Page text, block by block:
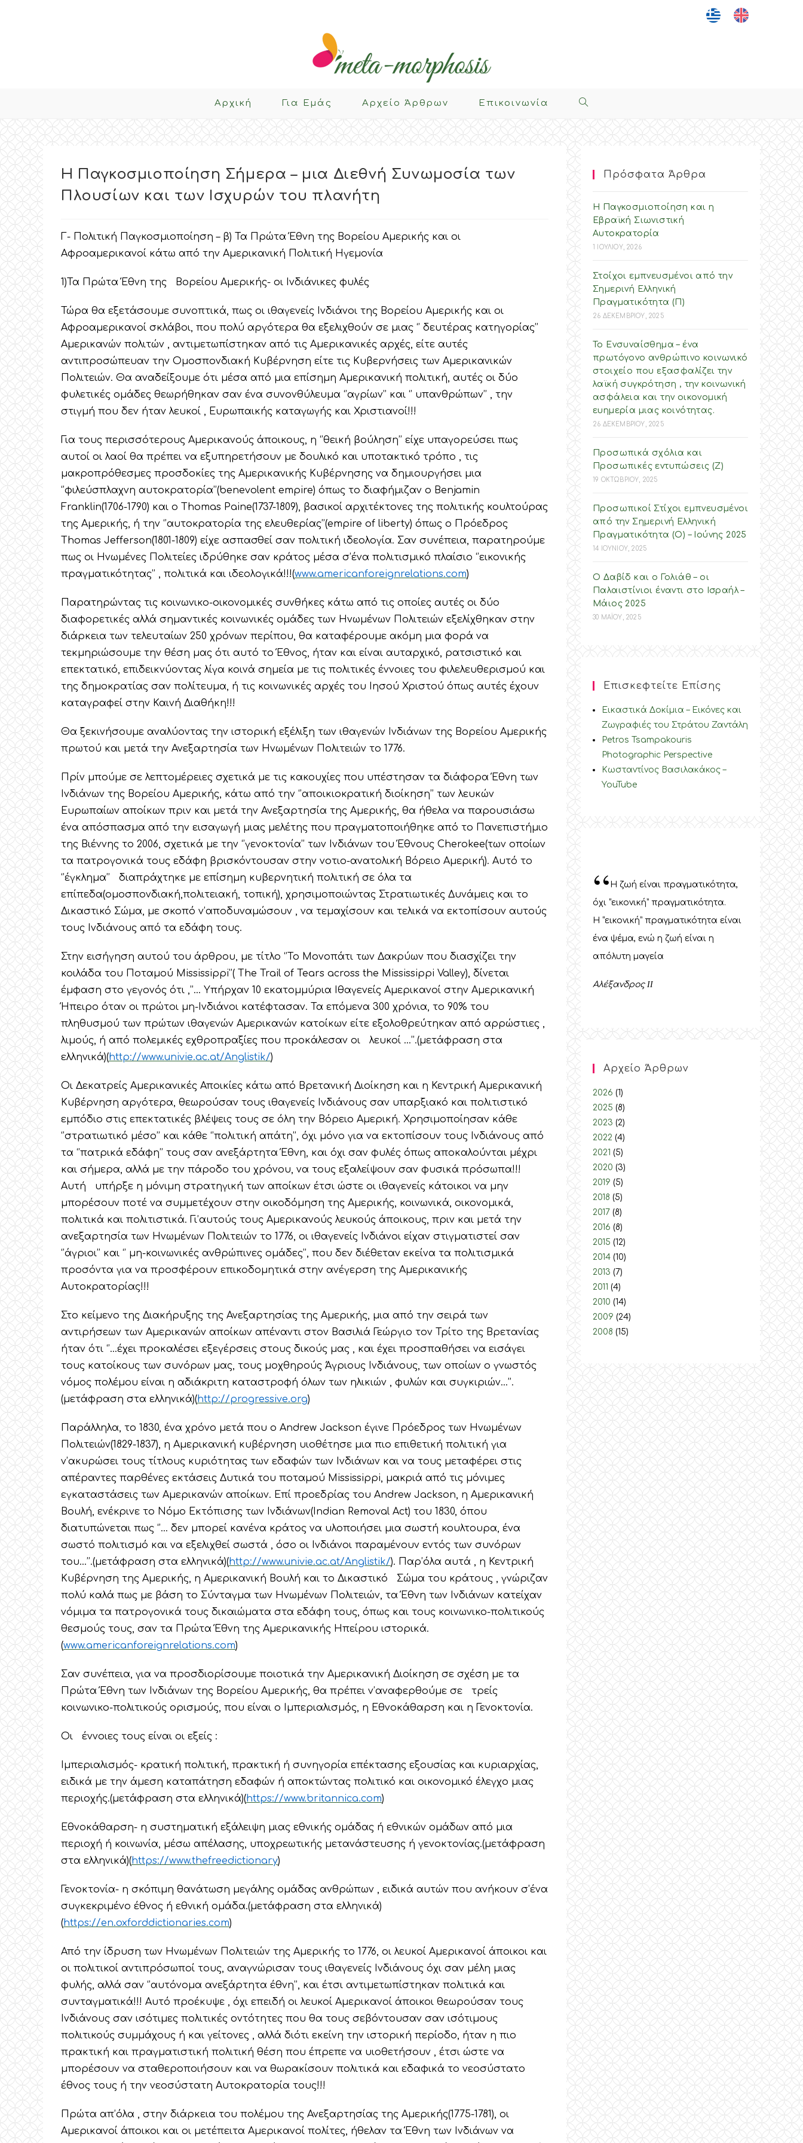
Αρχική Για Eμάς Αρχείο Άρθρων Επικοινωνία Toggle
Website
Η Παγκοσμιοποίηση Σήμερα – μια Διεθνή Συνωμοσία των
Πλουσίων και των Ισχυρών του πλανήτη
Γ- Πολιτική Παγκοσμιοποίηση – β) Τα Πρώτα Έθνη της Βορείου Αμερικής και οι
Αφροαμερικανοί κάτω από την Αμερικανική Πολιτική Ηγεμονία
1)Τα Πρώτα Έθνη της Βορείου Αμερικής- οι Ινδιάνικες φυλές
Τώρα θα εξετάσουμε συνοπτικά, πως οι ιθαγενείς Ινδιάνοι της Βορείου Αμερικής και οι
Αφροαμερικανοί σκλάβοι, που πολύ αργότερα θα εξελιχθούν σε μιας ‘’ δευτέρας κατηγορίας’’
Αμερικανών πολιτών , αντιμετωπίστηκαν από τις Αμερικανικές αρχές, είτε αυτές
αντιπροσώπευαν την Ομοσπονδιακή Κυβέρνηση είτε τις Κυβερνήσεις των Αμερικανικών
Πολιτειών. Θα αναδείξουμε ότι μέσα από μια επίσημη Αμερικανική πολιτική, αυτές οι δύο
φυλετικές ομάδες θεωρήθηκαν σαν ένα συνονθύλευμα ‘’αγρίων’’ και ‘’ υπανθρώπων’’ , την
στιγμή που δεν ήταν λευκοί , Ευρωπαικής καταγωγής και Χριστιανοί!!!
Για τους περισσότερους Αμερικανούς άποικους, η ‘’θεική βούληση’’ είχε υπαγορεύσει πως
αυτοί οι λαοί θα πρέπει να εξυπηρετήσουν με δουλικό και υποτακτικό τρόπο , τις
μακροπρόθεσμες προσδοκίες της Αμερικανικής Κυβέρνησης να δημιουργήσει μια
‘’φιλεύσπλαχνη αυτοκρατορία’’(benevolent empire) όπως το διαφήμιζαν ο Benjamin
Franklin(1706-1790) και ο Thomas Paine(1737-1809), βασικοί αρχιτέκτονες της πολιτικής κουλτούρας
της Αμερικής, ή την ‘’αυτοκρατορία της ελευθερίας’’(empire of liberty) όπως ο Πρόεδρος
Thomas Jefferson(1801-1809) είχε ασπασθεί σαν πολιτική ιδεολογία. Σαν συνέπεια, παρατηρούμε
πως οι Ηνωμένες Πολιτείες ιδρύθηκε σαν κράτος μέσα σ’ένα πολιτισμικό πλαίσιο ‘’εικονικής
πραγματικότητας’’ , πολιτικά και ιδεολογικά!!!(www.americanforeignrelations.com)
Παρατηρώντας τις κοινωνικο-οικονομικές συνθήκες κάτω από τις οποίες αυτές οι δύο
διαφορετικές αλλά σημαντικές κοινωνικές ομάδες των Ηνωμένων Πολιτειών εξελίχθηκαν στην
διάρκεια των τελευταίων 250 χρόνων περίπου, θα καταφέρουμε ακόμη μια φορά να
τεκμηριώσουμε την θέση μας ότι αυτό το Έθνος, ήταν και είναι αυταρχικό, ρατσιστικό και
επεκτατικό, επιδεικνύοντας λίγα κοινά σημεία με τις πολιτικές έννοιες του φιλελευθερισμού και
της δημοκρατίας σαν πολίτευμα, ή τις κοινωνικές αρχές του Ιησού Χριστού όπως αυτές έχουν
καταγραφεί στην Καινή Διαθήκη!!!
Θα ξεκινήσουμε αναλύοντας την ιστορική εξέλιξη των ιθαγενών Ινδιάνων της Βορείου Αμερικής
πρωτού και μετά την Ανεξαρτησία των Ηνωμένων Πολιτειών το 1776.
Πρίν μπούμε σε λεπτομέρειες σχετικά με τις κακουχίες που υπέστησαν τα διάφορα Έθνη των
Ινδιάνων της Βορείου Αμερικής, κάτω από την ‘’αποικιοκρατική διοίκηση’’ των λευκών
Ευρωπαίων αποίκων πριν και μετά την Ανεξαρτησία της Αμερικής, θα ήθελα να παρουσιάσω
ένα απόσπασμα από την εισαγωγή μιας μελέτης που πραγματοποιήθηκε από το Πανεπιστήμιο
της Βιέννης το 2006, σχετικά με την ‘’γενοκτονία’’ των Ινδιάνων του Έθνους Cherokee(των οποίων
τα πατρογονικά τους εδάφη βρισκόντουσαν στην νοτιο-ανατολική Βόρειο Αμερική). Αυτό το
‘’έγκλημα’’ διαπράχτηκε με επίσημη κυβερνητική πολιτική σε όλα τα
επίπεδα(ομοσπονδιακή,πολιτειακή, τοπική), χρησιμοποιώντας Στρατιωτικές Δυνάμεις και το
Δικαστικό Σώμα, με σκοπό ν’αποδυναμώσουν , να τεμαχίσουν και τελικά να εκτοπίσουν αυτούς
τους Ινδιάνους από τα εδάφη τους.
Στην εισήγηση αυτού του άρθρου, με τίτλο ‘’Το Μονοπάτι των Δακρύων που διασχίζει την
κοιλάδα του Ποταμού Mississippi’’( The Trail of Tears across the Mississippi Valley), δίνεται
έμφαση στο γεγονός ότι ,’’… Υπήρχαν 10 εκατομμύρια Ιθαγενείς Αμερικανοί στην Αμερικανική
Ήπειρο όταν οι πρώτοι μη-Ινδιάνοι κατέφτασαν. Τα επόμενα 300 χρόνια, το 90% του
πληθυσμού των πρώτων ιθαγενών Αμερικανών κατοίκων είτε εξολοθρεύτηκαν από αρρώστιες ,
λιμούς, ή από πολεμικές εχθροπραξίες που προκάλεσαν οι λευκοί …’’.(μετάφραση στα
ελληνικά)(http://www.univie.ac.at/Anglistik/)
Οι Δεκατρείς Αμερικανικές Αποικίες κάτω από Βρετανική Διοίκηση και η Κεντρική Αμερικανική
Κυβέρνηση αργότερα, θεωρούσαν τους ιθαγενείς Ινδιάνους σαν υπαρξιακό και πολιτιστικό
εμπόδιο στις επεκτατικές βλέψεις τους σε όλη την Βόρειο Αμερική. Χρησιμοποίησαν κάθε
‘’στρατιωτικό μέσο’’ και κάθε ‘’πολιτική απάτη’’, όχι μόνο για να εκτοπίσουν τους Ινδιάνους από
τα ‘’πατρικά εδάφη’’ τους σαν ανεξάρτητα Έθνη, και όχι σαν φυλές όπως αποκαλούνται μέχρι
και σήμερα, αλλά με την πάροδο του χρόνου, να τους εξαλείψουν σαν φυσικά πρόσωπα!!!
Αυτή υπήρξε η μόνιμη στρατηγική των αποίκων έτσι ώστε οι ιθαγενείς κάτοικοι να μην
μπορέσουν ποτέ να συμμετέχουν στην οικοδόμηση της Αμερικής, κοινωνικά, οικονομικά,
πολιτικά και πολιτιστικά. Γι’αυτούς τους Αμερικανούς λευκούς άποικους, πριν και μετά την
ανεξαρτησία των Ηνωμένων Πολιτειών το 1776, οι ιθαγενείς Ινδιάνοι είχαν στιγματιστεί σαν
‘’άγριοι’’ και ‘’ μη-κοινωνικές ανθρώπινες ομάδες’’, που δεν διέθεταν εκείνα τα πολιτισμικά
προσόντα για να προσφέρουν επικοδομητικά στην ανέγερση της Αμερικανικής
Αυτοκρατορίας!!!
Στο κείμενο της Διακήρυξης της Ανεξαρτησίας της Αμερικής, μια από την σειρά των
αντιρήσεων των Αμερικανών αποίκων απέναντι στον Βασιλιά Γεώργιο τον Τρίτο της Βρετανίας
ήταν ότι ‘’…έχει προκαλέσει εξεγέρσεις στους δικούς μας , και έχει προσπαθήσει να εισάγει
τους κατοίκους των συνόρων μας, τους μοχθηρούς Άγριους Ινδιάνους, των οποίων ο γνωστός
νόμος πολέμου είναι η αδιάκριτη καταστροφή όλων των ηλικιών , φυλών και συγκιριών…’’.
(μετάφραση στα ελληνικά)(http://progressive.org)
Παράλληλα, το 1830, ένα χρόνο μετά που ο Andrew Jackson έγινε Πρόεδρος των Ηνωμένων
Πολιτειών(1829-1837), η Αμερικανική κυβέρνηση υιοθέτησε μια πιο επιθετική πολιτική για
ν’ακυρώσει τους τίτλους κυριότητας των εδαφών των Ινδιάνων και να τους μεταφέρει στις
απέραντες παρθένες εκτάσεις Δυτικά του ποταμού Mississippi, μακριά από τις μόνιμες
εγκαταστάσεις των Αμερικανών αποίκων. Επί προεδρίας του Andrew Jackson, η Αμερικανική
Βουλή, ενέκρινε το Νόμο Εκτόπισης των Ινδιάνων(Indian Removal Act) του 1830, όπου
διατυπώνεται πως ‘’… δεν μπορεί κανένα κράτος να υλοποιήσει μια σωστή κουλτουρα, ένα
σωστό πολιτισμό και να εξελιχθεί σωστά , όσο οι Ινδιάνοι παραμένουν εντός των συνόρων
του…’’.(μετάφραση στα ελληνικά)(http://www.univie.ac.at/Anglistik/). Παρ’όλα αυτά , η Κεντρική
Κυβέρνηση της Αμερικής, η Αμερικανική Βουλή και το Δικαστικό Σώμα του κράτους , γνώριζαν
πολύ καλά πως με βάση το Σύνταγμα των Ηνωμένων Πολιτειών, τα Έθνη των Ινδιάνων κατείχαν
νόμιμα τα πατρογονικά τους δικαιώματα στα εδάφη τους, όπως και τους κοινωνικο-πολιτικούς
θεσμούς τους, σαν τα Πρώτα Έθνη της Αμερικανικής Ηπείρου ιστορικά.
(www.americanforeignrelations.com)
Σαν συνέπεια, για να προσδιορίσουμε ποιοτικά την Αμερικανική Διοίκηση σε σχέση με τα
Πρώτα Έθνη των Ινδιάνων της Βορείου Αμερικής, θα πρέπει ν’αναφερθούμε σε τρείς
κοινωνικο-πολιτικούς ορισμούς, που είναι ο Ιμπεριαλισμός, η Εθνοκάθαρση και η Γενοκτονία.
Οι έννοιες τους είναι οι εξείς :
Ιμπεριαλισμός- κρατική πολιτική, πρακτική ή συνηγορία επέκτασης εξουσίας και κυριαρχίας,
ειδικά με την άμεση καταπάτηση εδαφών ή αποκτώντας πολιτικό και οικονομικό έλεγχο μιας
περιοχής.(μετάφραση στα ελληνικά)(https://www.britannica.com)
Εθνοκάθαρση- η συστηματική εξάλειψη μιας εθνικής ομάδας ή εθνικών ομάδων από μια
περιοχή ή κοινωνία, μέσω απέλασης, υποχρεωτικής μετανάστευσης ή γενοκτονίας.(μετάφραση
στα ελληνικά)(https://www.thefreedictionary)
Γενοκτονία- η σκόπιμη θανάτωση μεγάλης ομάδας ανθρώπων , ειδικά αυτών που ανήκουν σ’ένα
συγκεκριμένο έθνος ή εθνική ομάδα.(μετάφραση στα ελληνικά)
(https://en.oxforddictionaries.com)
Από την ίδρυση των Ηνωμένων Πολιτειών της Αμερικής το 1776, οι λευκοί Αμερικανοί άποικοι και
οι πολιτικοί αντιπρόσωποί τους, αναγνώρισαν τους ιθαγενείς Ινδιάνους όχι σαν μέλη μιας
φυλής, αλλά σαν ‘’αυτόνομα ανεξάρτητα έθνη’’, και έτσι αντιμετωπίστηκαν πολιτικά και
συνταγματικά!!! Αυτό προέκυψε , όχι επειδή οι λευκοί Αμερικανοί άποικοι θεωρούσαν τους
Ινδιάνους σαν ισότιμες πολιτικές οντότητες που θα τους σεβόντουσαν σαν ισότιμους
πολιτικούς συμμάχους ή και γείτονες , αλλά διότι εκείνη την ιστορική περίοδο, ήταν η πιο
πρακτική και πραγματιστική πολιτική θέση που έπρεπε να υιοθετήσουν , έτσι ώστε να
μπορέσουν να σταθεροποιήσουν και να θωρακίσουν πολιτικά και εδαφικά το νεοσύστατο
έθνος τους ή την νεοσύστατη Αυτοκρατορία τους!!!
Πρώτα απ’όλα , στην διάρκεια του πολέμου της Ανεξαρτησίας της Αμερικής(1775-1781), οι
Αμερικανοί άποικοι και οι μετέπειτα Αμερικανοί πολίτες, ήθελαν τα Έθνη των Ινδιάνων να
Πρόσφατα Άρθρα
Η Παγκοσμιοποίηση και η
Εβραϊκή Σιωνιστική
Αυτοκρατορία
1 ΙΟΥΛΙΟΥ, 2026
Στοίχοι εμπνευσμένοι από την
Σημερινή Ελληνική
Πραγματικότητα (Π)
26 ΔΕΚΕΜΒΡΙΟΥ, 2025
Το Ενσυναίσθημα – ένα
πρωτόγονο ανθρώπινο κοινωνικό
στοιχείο που εξασφαλίζει την
λαϊκή συγκρότηση , την κοινωνική
ασφάλεια και την οικονομική
ευημερία μιας κοινότητας.
26 ΔΕΚΕΜΒΡΙΟΥ, 2025
Προσωπικά σχόλια και
Προσωπικές εντυπώσεις (Ζ)
19 ΟΚΤΩΒΡΙΟΥ, 2025
Προσωπικοί Στίχοι εμπνευσμένοι
από την Σημερινή Ελληνική
Πραγματικότητα (O) – Ιούνης 2025
14 ΙΟΥΝΙΟΥ, 2025
Ο Δαβίδ και ο Γολιάθ – οι
Παλαιστίνιοι έναντι στο Ισραήλ –
Mάιος 2025
30 ΜΑΪΟΥ, 2025
Επισκεφτείτε Επίσης
Εικαστικά Δοκίμια – Εικόνες και
Ζωγραφιές του Στράτου Ζαντάλη
Petros Tsampakouris
Photographic Perspective
Κωσταντίνος Βασιλακάκος –
YouTube
“Η ζωή είναι πραγματικότητα,
όχι “εικονική” πραγματικότητα.
Η “εικονική” πραγματικότητα είναι
ένα ψέμα, ενώ η ζωή είναι η
απόλυτη μαγεία
Αλέξανδρος II
Αρχείο Άρθρων
2026 (1)
2025 (8)
2023 (2)
2022 (4)
2021 (5)
2020 (3)
2019 (5)
2018 (5)
2017 (8)
2016 (8)
2015 (12)
2014 (10)
2013 (7)
2011 (4)
2010 (14)
2009 (24)
2008 (15)